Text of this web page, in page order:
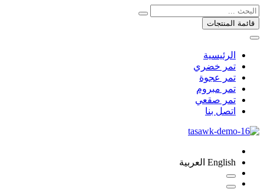
قائمة المنتجات
الرئيسية
تمر خضري
تمر عجوة
تمر مبروم
تمر صقعي
اتصل بنا
English العربية